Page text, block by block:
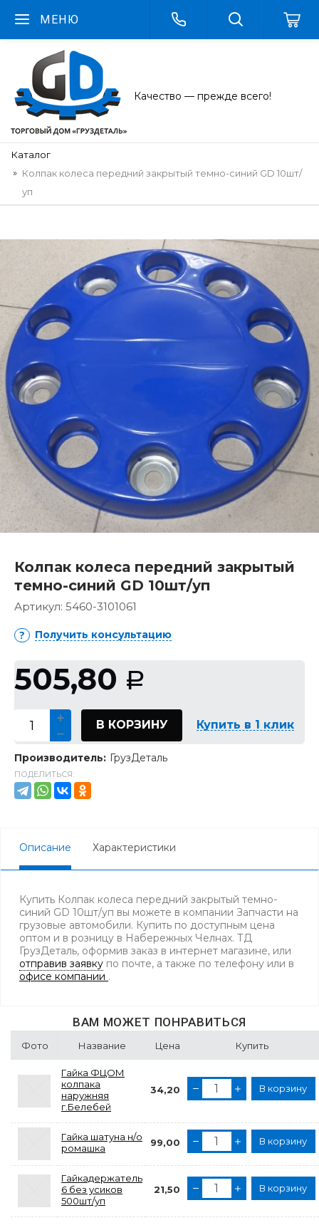
МЕНЮ
Качество — прежде всего!
Каталог
Колпак колеса передний закрытый темно-синий GD 10шт/
уп
Колпак колеса передний закрытый
темно-синий GD 10шт/уп
Артикул: 5460-3101061
Получить консультацию
505,80 Р
В КОРЗИНУ Купить в 1 клик
Производитель: ГрузДеталь
ПОДЕЛИТЬСЯ:
Описание Характеристики
Купить Колпак колеса передний закрытый темно-
синий GD 10шт/уп вы можете в компании Запчасти на
грузовые автомобили. Купить по доступным цена
оптом и в розницу в Набережных Челнах. ТД
ГрузДеталь, оформив заказ в интернет магазине, или
отправив заявку по почте, а также по телефону или в
офисе компании .
ВАМ МОЖЕТ ПОНРАВИТЬСЯ
Фото Название Цена Купить
Гайка ФЦОМ
колпака
наружняя
г.Белебей
34,20 В корзину
Гайка шатуна н/о
ромашка
99,00 В корзину
Гайкадержатель
6 без усиков
500шт/уп
21,50 В корзину